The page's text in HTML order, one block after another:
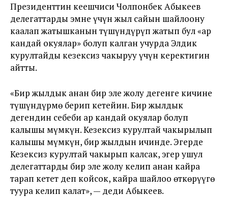
Президенттин кеңешчиси Чолпонбек Абыкеев
делегаттарды эмне үчүн жыл сайын шайлоону
каалап жатышканын түшүндүрүп жатып бул «ар
кандай окуялар» болуп калган учурда Элдик
курултайды кезексиз чакыруу үчүн керектигин
айтты.
«Бир жылдык анан бир эле жолу дегенге кичине
түшүндүрмө берип кетейин. Бир жылдык
дегендин себеби ар кандай окуялар болуп
калышы мүмкүн. Кезексиз курултай чакырылып
калышы мүмкүн, бир жылдын ичинде. Эгерде
Кезексиз курултай чакырып калсак, эгер ушул
делегаттарды бир эле жолу келип анан кайра
тарап кетет деп койсок, кайра шайлоо өткөрүүгө
туура келип калат», — деди Абыкеев.